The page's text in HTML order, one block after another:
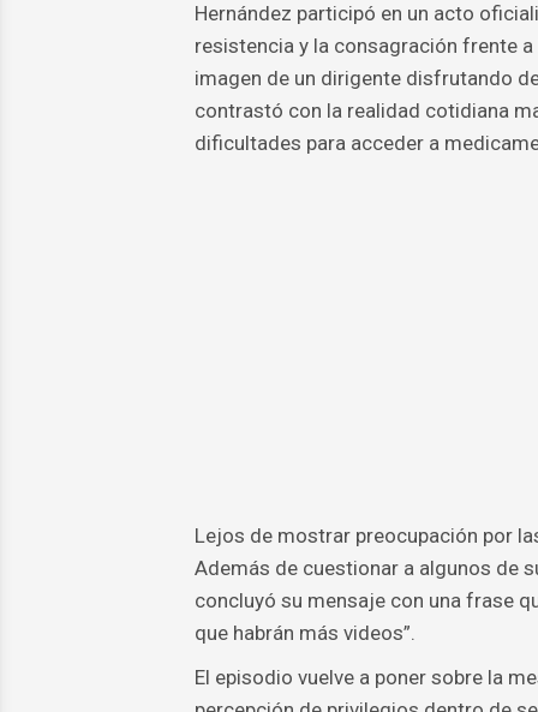
Hernández participó en un acto
resistencia y la consagración frente
imagen de un dirigente disfrutando
contrastó con la realidad cotidiana
dificultades para acceder a
Lejos de mostrar preocupación por
Además de cuestionar a algunos de
concluyó su mensaje con una frase
que habrán más videos”.
El episodio vuelve a poner sobre la